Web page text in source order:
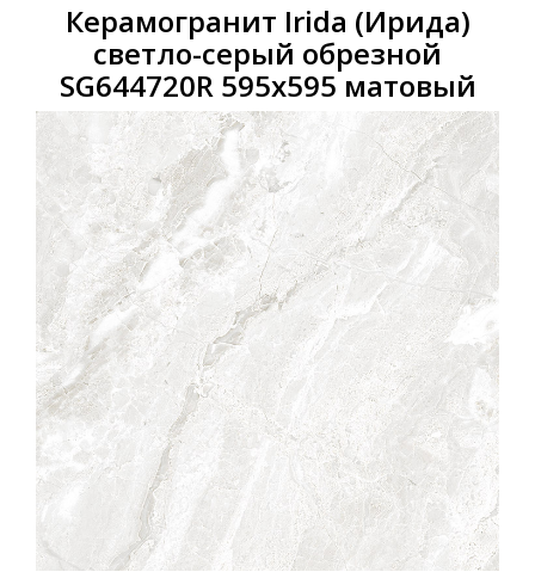
Керамогранит Irida (Ирида)
светло-серый обрезной
SG644720R 595x595 матовый